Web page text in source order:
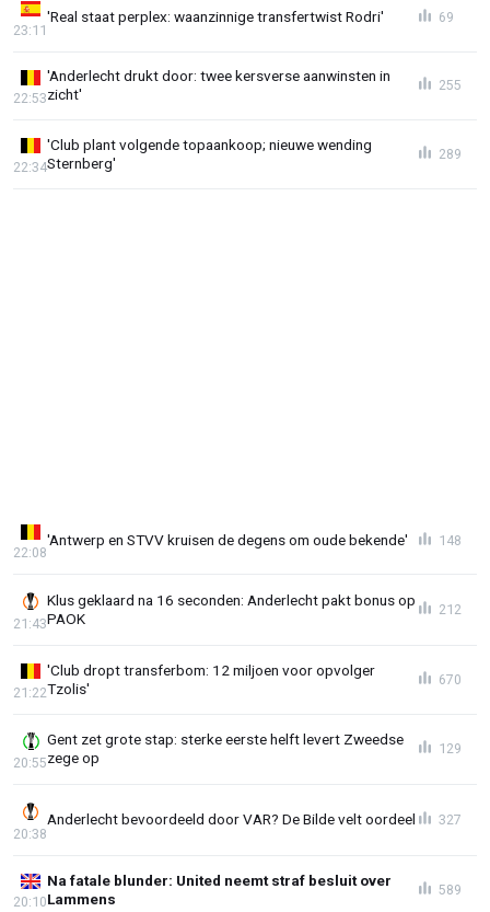
'Real staat perplex: waanzinnige transfertwist Rodri'
23:11
69
'Anderlecht drukt door: twee kersverse aanwinsten in
zicht'
22:53
255
'Club plant volgende topaankoop; nieuwe wending
Sternberg'
22:34
289
'Antwerp en STVV kruisen de degens om oude bekende'
22:08
148
Klus geklaard na 16 seconden: Anderlecht pakt bonus op
PAOK
21:43
212
'Club dropt transferbom: 12 miljoen voor opvolger
Tzolis'
21:22
670
Gent zet grote stap: sterke eerste helft levert Zweedse
zege op
20:55
129
Anderlecht bevoordeeld door VAR? De Bilde velt oordeel
20:38
327
Na fatale blunder: United neemt straf besluit over
Lammens
20:10
589